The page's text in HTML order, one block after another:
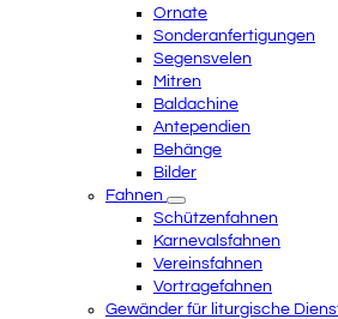
Ornate
Sonderanfertigungen
Segensvelen
Mitren
Baldachine
Antependien
Behänge
Bilder
Fahnen
Schützenfahnen
Karnevalsfahnen
Vereinsfahnen
Vortragefahnen
Gewänder für liturgische